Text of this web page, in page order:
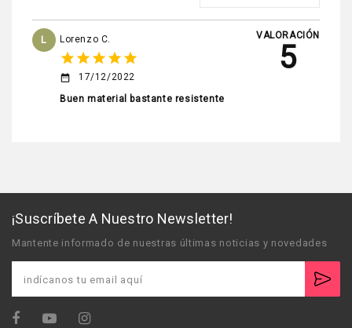
L Lorenzo C.
star star star star star
date_range
17/12/2022
Buen material bastante resistente
VALORACIÓN
5
¡Suscríbete A Nuestro Newsletter!
Mantente informado de nuestras últimas noticias y novedades